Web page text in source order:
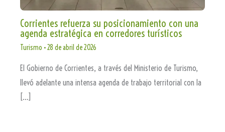
Corrientes refuerza su posicionamiento con una
agenda estratégica en corredores turísticos
Turismo •28 de abril de 2026
El Gobierno de Corrientes, a través del Ministerio de Turismo,
llevó adelante una intensa agenda de trabajo territorial con la
[…]